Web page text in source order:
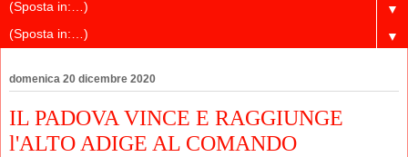
▼
▼
domenica 20 dicembre 2020
IL PADOVA VINCE E RAGGIUNGE
l'ALTO ADIGE AL COMANDO